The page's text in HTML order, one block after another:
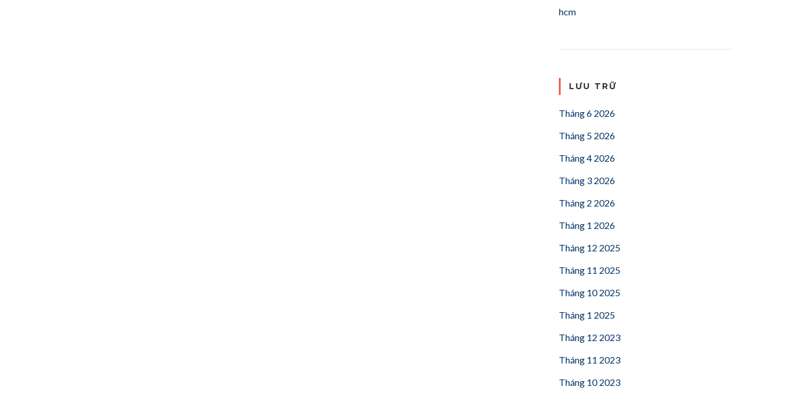
hcm
LƯU TRỮ
Tháng 6 2026
Tháng 5 2026
Tháng 4 2026
Tháng 3 2026
Tháng 2 2026
Tháng 1 2026
Tháng 12 2025
Tháng 11 2025
Tháng 10 2025
Tháng 1 2025
Tháng 12 2023
Tháng 11 2023
Tháng 10 2023